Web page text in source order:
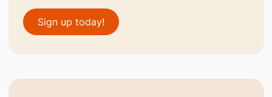
Sign up today!